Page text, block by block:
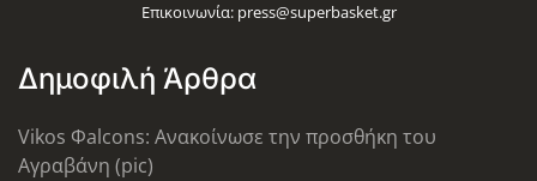
Επικοινωνία: press@superbasket.gr
Δημοφιλή Άρθρα
Vikos Φalcons: Ανακοίνωσε την προσθήκη του
Αγραβάνη (pic)